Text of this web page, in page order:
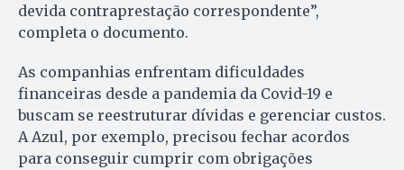
devida contraprestação correspondente”,
completa o documento.
As companhias enfrentam dificuldades
financeiras desde a pandemia da Covid-19 e
buscam se reestruturar dívidas e gerenciar custos.
A Azul, por exemplo, precisou fechar acordos
para conseguir cumprir com obrigações